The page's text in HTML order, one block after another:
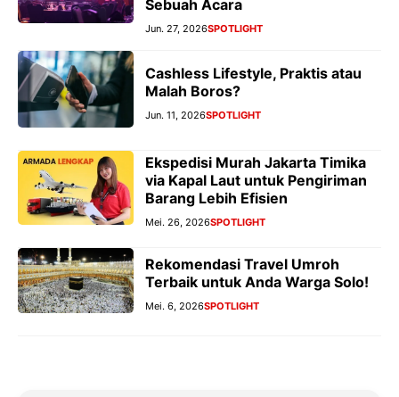
Sebuah Acara
Jun. 27, 2026SPOTLIGHT
Cashless Lifestyle, Praktis atau
Malah Boros?
Jun. 11, 2026SPOTLIGHT
Ekspedisi Murah Jakarta Timika
via Kapal Laut untuk Pengiriman
Barang Lebih Efisien
Mei. 26, 2026SPOTLIGHT
Rekomendasi Travel Umroh
Terbaik untuk Anda Warga Solo!
Mei. 6, 2026SPOTLIGHT